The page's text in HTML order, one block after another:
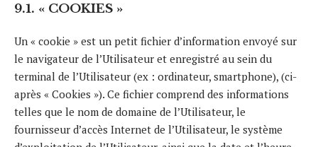
9.1. « COOKIES »
Un « cookie » est un petit fichier d’information envoyé sur
le navigateur de l’Utilisateur et enregistré au sein du
terminal de l’Utilisateur (ex : ordinateur, smartphone), (ci-
après « Cookies »). Ce fichier comprend des informations
telles que le nom de domaine de l’Utilisateur, le
fournisseur d’accès Internet de l’Utilisateur, le système